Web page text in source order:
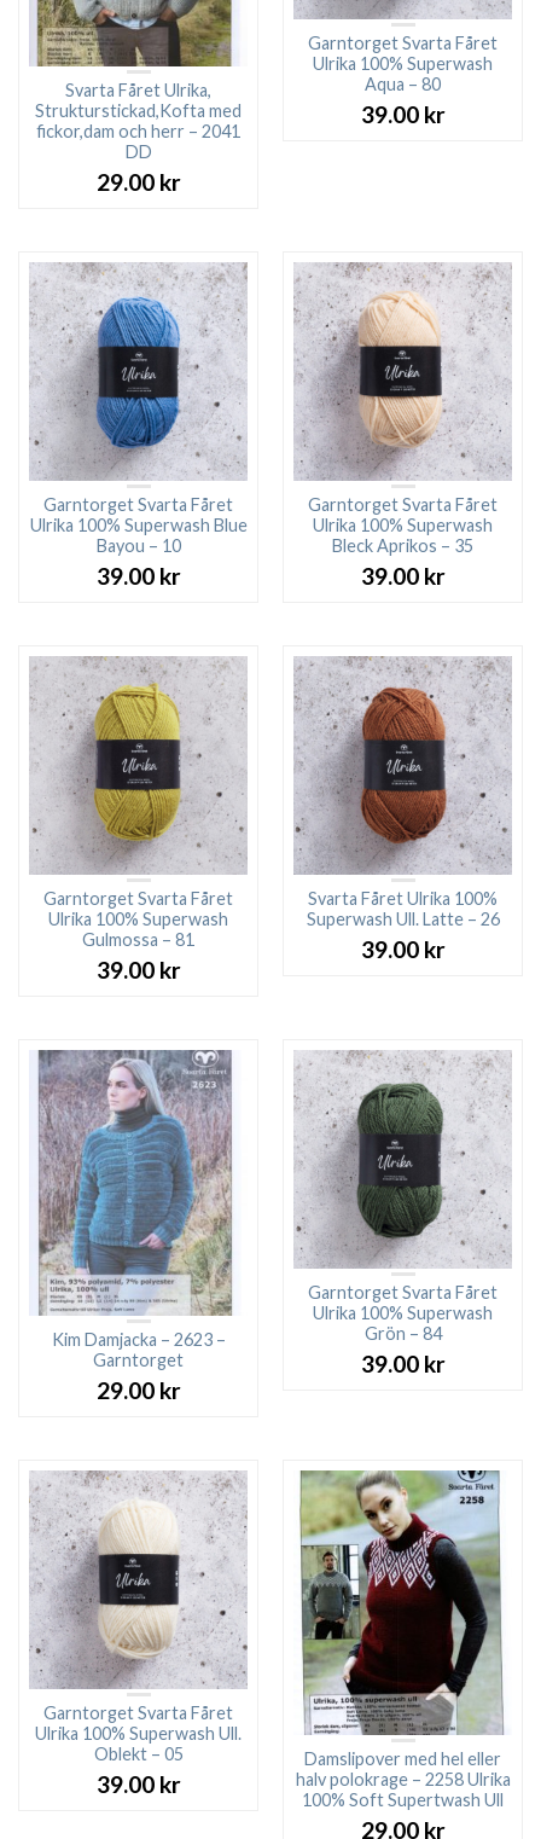
Svarta Fåret Ulrika,
Strukturstickad,Kofta med
fickor,dam och herr – 2041
DD
29.00 kr
Garntorget Svarta Fåret
Ulrika 100% Superwash
Aqua – 80
39.00 kr
Garntorget Svarta Fåret
Ulrika 100% Superwash Blue
Bayou – 10
39.00 kr
Garntorget Svarta Fåret
Ulrika 100% Superwash
Bleck Aprikos – 35
39.00 kr
Garntorget Svarta Fåret
Ulrika 100% Superwash
Gulmossa – 81
39.00 kr
Svarta Fåret Ulrika 100%
Superwash Ull. Latte – 26
39.00 kr
Kim Damjacka – 2623 –
Garntorget
29.00 kr
Garntorget Svarta Fåret
Ulrika 100% Superwash
Grön – 84
39.00 kr
Garntorget Svarta Fåret
Ulrika 100% Superwash Ull.
Oblekt – 05
39.00 kr
Damslipover med hel eller
halv polokrage – 2258 Ulrika
100% Soft Supertwash Ull
29.00 kr